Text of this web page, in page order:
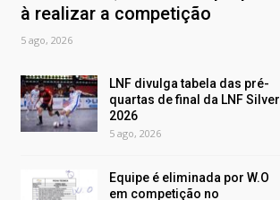
à realizar a competição
5 ago, 2026
LNF divulga tabela das pré-
quartas de final da LNF Silver
2026
5 ago, 2026
Equipe é eliminada por W.O
em competição no